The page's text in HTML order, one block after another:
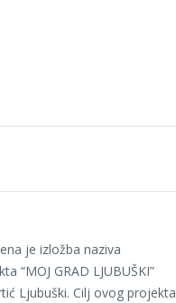
je izložba naziva
“MOJ GRAD LJUBUŠKI”
Ljubuški. Cilj ovog projekta